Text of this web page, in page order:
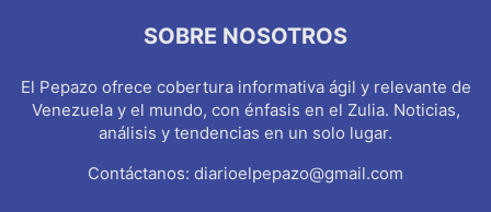
SOBRE NOSOTROS
El Pepazo ofrece cobertura informativa ágil y relevante de
Venezuela y el mundo, con énfasis en el Zulia. Noticias,
análisis y tendencias en un solo lugar.
Contáctanos: diarioelpepazo@gmail.com